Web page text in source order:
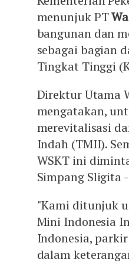
menunjuk PT
bangunan dan
sebagai bagian
Tingkat Tinggi
Direktur Utama
mengatakan,
merevitalisasi
Indah (TMII).
WSKT ini
Simpang Sligita
"Kami ditunjuk
Mini Indonesia
Indonesia,
dalam